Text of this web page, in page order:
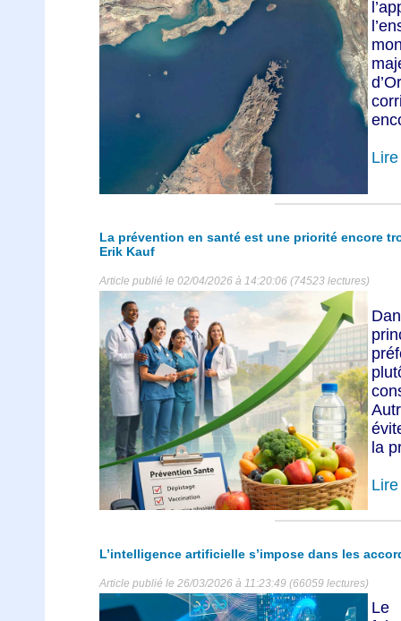
La prévention en santé est une priorité encore
Erik Kauf
Article publié le 02/04/2026 à 14:20:06 (74523 lectures)
la
L’intelligence artificielle s’impose dans les
Article publié le 26/03/2026 à 11:23:49 (66059 lectures)
Le